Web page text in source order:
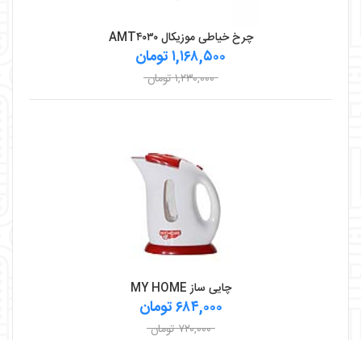
چرخ خیاطی موزیکال AMT۴۰۳۰
۱,۱۶۸,۵۰۰ تومان
۱,۲۳۰,۰۰۰ تومان
چایی ساز MY HOME
۶۸۴,۰۰۰ تومان
۷۲۰,۰۰۰ تومان